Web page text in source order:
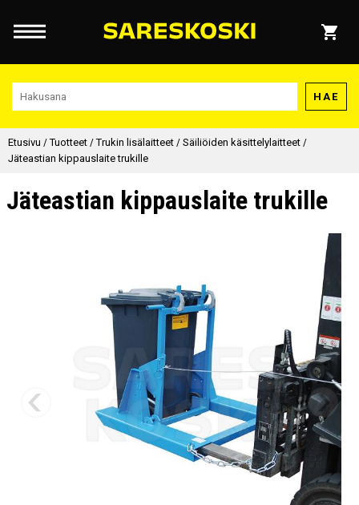
HAE
Etusivu /Tuotteet /Trukin lisälaitteet / Säiliöiden käsittelylaitteet /
Jäteastian kippauslaite trukille
Jäteastian kippauslaite trukille